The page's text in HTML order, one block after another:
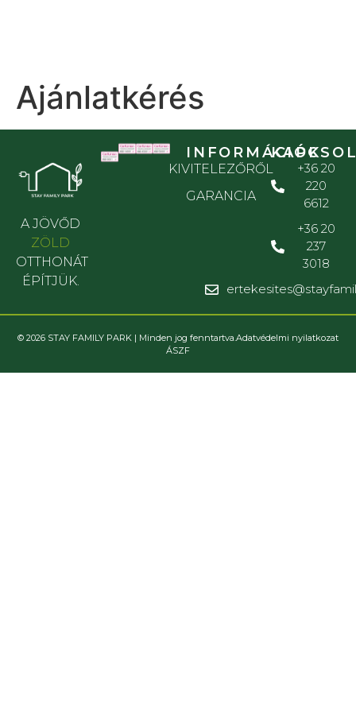
Ajánlatkérés
A JÖVŐD
ZÖLD
OTTHONÁT
ÉPÍTJÜK.
INFORMÁCIÓK
KIVITELEZŐRŐL
GARANCIA
+36 20
220
6612
+36 20
237
3018
© 2026 STAY FAMILY PARK | Minden jog fenntartva.Adatvédelmi nyilatkozat
ÁSZF